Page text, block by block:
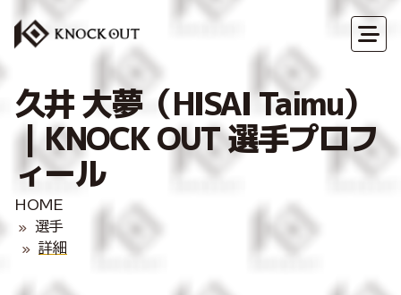
久井 大夢（HISAI Taimu）
｜KNOCK OUT 選手プロフ
ィール
HOME
選手
詳細